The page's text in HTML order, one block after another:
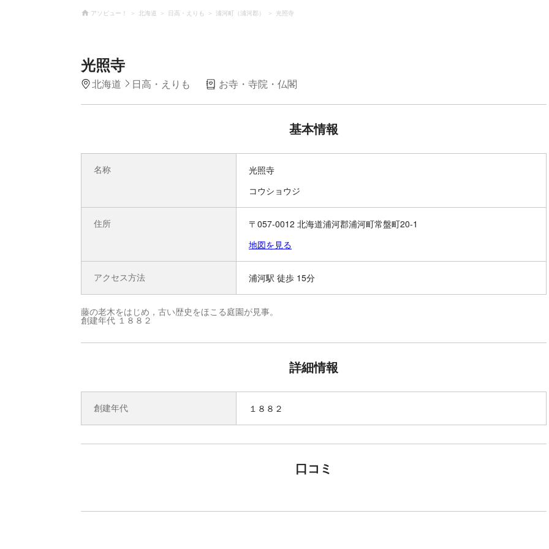
アソビュー！ 北海道 日高・えりも 浦河町（浦河郡） 光照寺
光照寺
北海道 日高・えりも お寺・寺院・仏閣
基本情報
名称
光照寺
コウショウジ
住所
〒057-0012 北海道浦河郡浦河町常盤町20-1
地図を見る
アクセス方法 浦河駅 徒歩 15分
藤の老木をはじめ，古い歴史をほこる庭園が見事。
創建年代 １８８２
詳細情報
創建年代 １８８２
口コミ